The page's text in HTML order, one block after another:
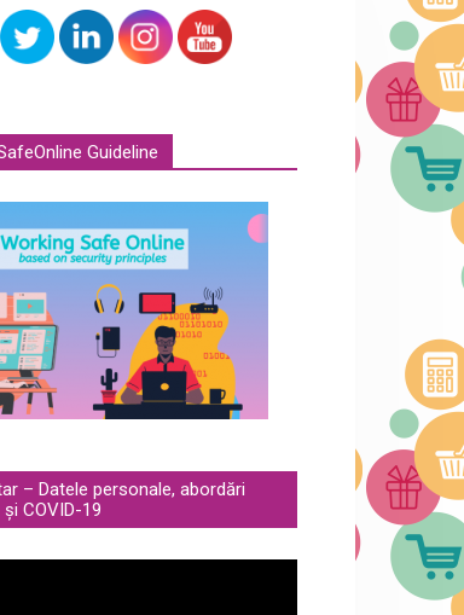
Guideline
– Datele personale, abordări
COVID-19